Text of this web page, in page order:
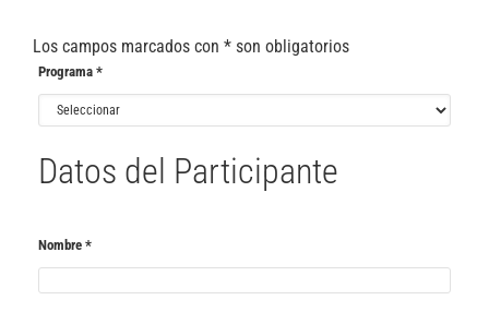
Los campos marcados con * son obligatorios
Programa *
Datos del Participante
Nombre *